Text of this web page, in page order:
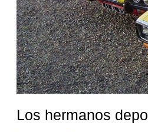
Los hermanos